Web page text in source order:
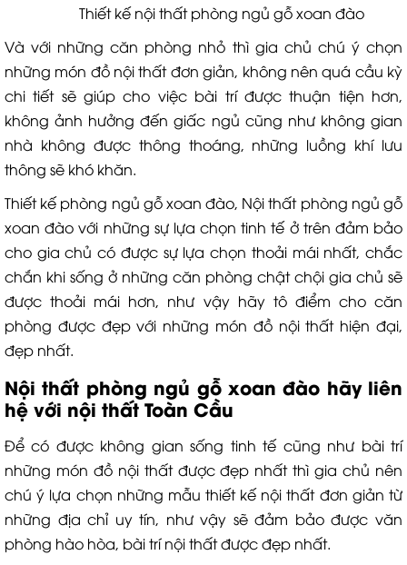
Thiết kế nội thất phòng ngủ gỗ xoan đào
Và với những căn phòng nhỏ thì gia chủ chú ý chọn
những món đồ nội thất đơn giản, không nên quá cầu kỳ
chi tiết sẽ giúp cho việc bài trí được thuận tiện hơn,
không ảnh hưởng đến giấc ngủ cũng như không gian
nhà không được thông thoáng, những luồng khí lưu
thông sẽ khó khăn.
Thiết kế phòng ngủ gỗ xoan đào, Nội thất phòng ngủ gỗ
xoan đào với những sự lựa chọn tinh tế ở trên đảm bảo
cho gia chủ có được sự lựa chọn thoải mái nhất, chắc
chắn khi sống ở những căn phòng chật chội gia chủ sẽ
được thoải mái hơn, như vậy hãy tô điểm cho căn
phòng được đẹp với những món đồ nội thất hiện đại,
đẹp nhất.
Nội thất phòng ngủ gỗ xoan đào hãy liên
hệ với nội thất Toàn Cầu
Để có được không gian sống tinh tế cũng như bài trí
những món đồ nội thất được đẹp nhất thì gia chủ nên
chú ý lựa chọn những mẫu thiết kế nội thất đơn giản từ
những địa chỉ uy tín, như vậy sẽ đảm bảo được văn
phòng hào hòa, bài trí nội thất được đẹp nhất.